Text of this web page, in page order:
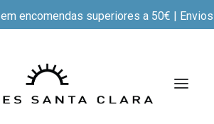
em encomendas superiores a 50€ |